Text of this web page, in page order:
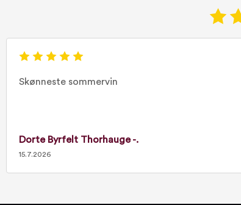
Skønneste sommervin
Dorte Byrfelt Thorhauge -.
15.7.2026